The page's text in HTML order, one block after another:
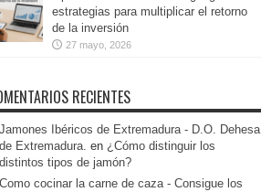
estrategias para multiplicar el retorno
de la inversión
27 mayo, 2026
RECIENTES
Jamones Ibéricos de Extremadura - D.O. Dehesa
de Extremadura. en ¿Cómo distinguir los
distintos tipos de jamón?
Como cocinar la carne de caza - Consigue los